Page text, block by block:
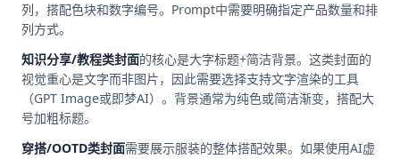
列，搭配色块和数字编号。Prompt中需要明确指定产品数量和排
列方式。
知识分享/教程类封面的核心是大字标题+简洁背景。这类封面的
视觉重心是文字而非图片，因此需要选择支持文字渲染的工具
（GPT Image或即梦AI）。背景通常为纯色或简洁渐变，搭配大
号加粗标题。
穿搭/OOTD类封面需要展示服装的整体搭配效果。如果使用AI虚